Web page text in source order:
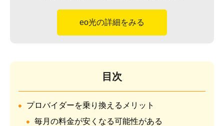
eo光の詳細をみる
目次
プロバイダーを乗り換えるメリット
毎月の料金が安くなる可能性がある